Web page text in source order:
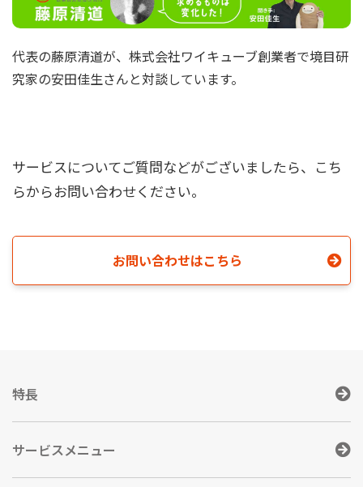
代表の藤原清道が、株式会社ワイキューブ創業者で境目研
究家の安田佳生さんと対談しています。
サービスについてご質問などがございましたら、こち
らからお問い合わせください。
お問い合わせはこちら
特長
サービスメニュー